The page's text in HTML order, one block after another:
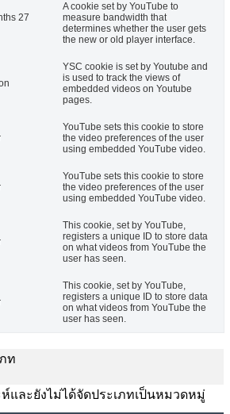
27
A cookie set by YouTube to
measure bandwidth that
determines whether the user gets
the new or old player interface.
YSC cookie is set by Youtube and
is used to track the views of
embedded videos on Youtube
pages.
YouTube sets this cookie to store
the video preferences of the user
using embedded YouTube video.
YouTube sets this cookie to store
the video preferences of the user
using embedded YouTube video.
This cookie, set by YouTube,
registers a unique ID to store data
on what videos from YouTube the
user has seen.
This cookie, set by YouTube,
registers a unique ID to store data
on what videos from YouTube the
user has seen.
ท
และยังไม่ได้จัดประเภทเป็นหมวดหมู่